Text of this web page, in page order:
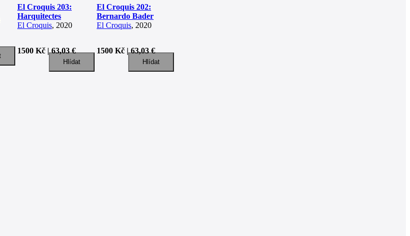
El Croquis 203:
Harquitectes
El Croquis, 2020
1500 Kč | 63,03 €
El Croquis 202:
Bernardo Bader
El Croquis, 2020
1500 Kč | 63,03 €